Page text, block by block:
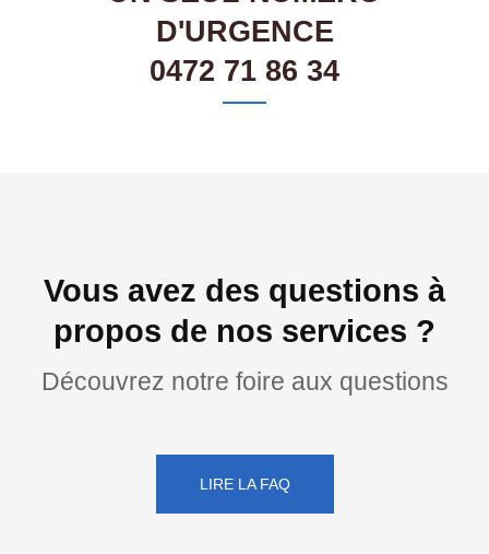
D'URGENCE
0472 71 86 34
Vous avez des questions à
propos de nos services ?
Découvrez notre foire aux questions
LIRE LA FAQ